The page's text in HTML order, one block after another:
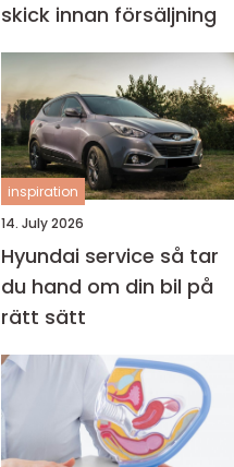
skick innan försäljning
inspiration
14. July 2026
Hyundai service så tar
du hand om din bil på
rätt sätt